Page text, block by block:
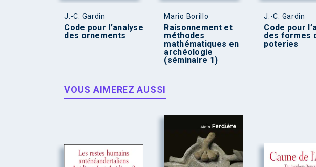
J.-C. Gardin
Code pour l’analyse
des ornements
Mario Borillo
Raisonnement et
méthodes
mathématiques en
archéologie
(séminaire 1)
J.-C. Gardin
Code pour
des formes
poteries
VOUS AIMEREZ AUSSI